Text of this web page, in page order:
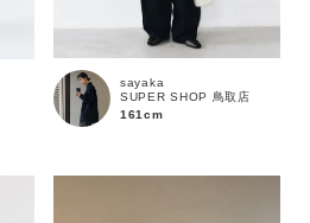
sayaka
SUPER SHOP 鳥取店
161cm